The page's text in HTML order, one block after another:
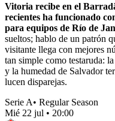
Vitoria recibe en el
recientes ha funcionado
para equipos de Río de
sueltos; hablo de un patrón
visitante llega con mejores
tan simple como testaruda:
y la humedad de Salvador
lucen disparejas.
Serie A• Regular Season
Mié 22 jul • 20:00